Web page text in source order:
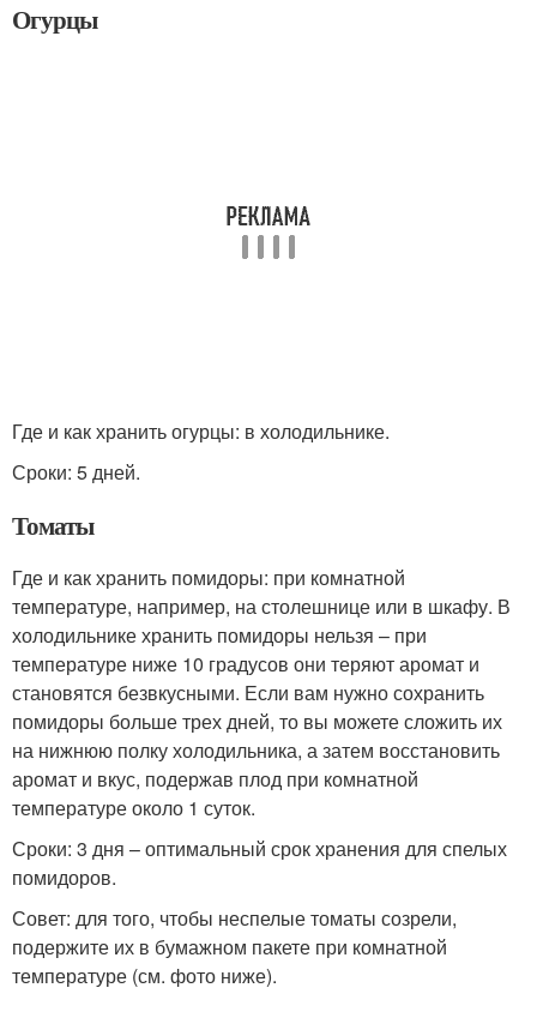
Огурцы
Где и как хранить огурцы: в холодильнике.
Сроки: 5 дней.
Томаты
Где и как хранить помидоры: при комнатной
температуре, например, на столешнице или в шкафу. В
холодильнике хранить помидоры нельзя – при
температуре ниже 10 градусов они теряют аромат и
становятся безвкусными. Если вам нужно сохранить
помидоры больше трех дней, то вы можете сложить их
на нижнюю полку холодильника, а затем восстановить
аромат и вкус, подержав плод при комнатной
температуре около 1 суток.
Сроки: 3 дня – оптимальный срок хранения для спелых
помидоров.
Совет: для того, чтобы неспелые томаты созрели,
подержите их в бумажном пакете при комнатной
температуре (см. фото ниже).